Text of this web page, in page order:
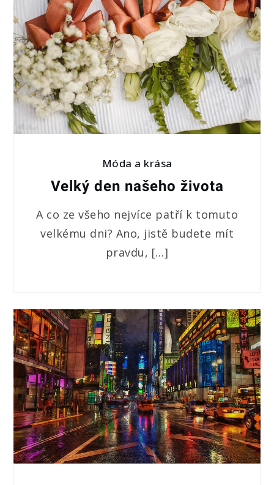
Móda a krása
Velký den našeho života
A co ze všeho nejvíce patří k tomuto
velkému dni? Ano, jistě budete mít
pravdu, […]